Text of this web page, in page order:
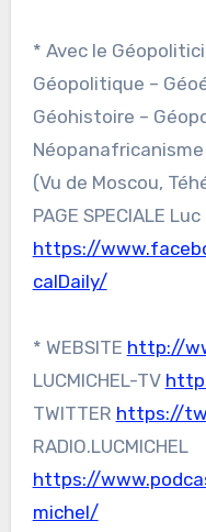
* Avec le
Géopolitique –
Géohistoire –
Néopanafricanisme
(Vu de Moscou,
PAGE SPECIALE
https://
calDaily/
* WEBSITE http://
LUCMICHEL-TV
TWITTER https://
RADIO.LUCMICHEL
https://
michel/